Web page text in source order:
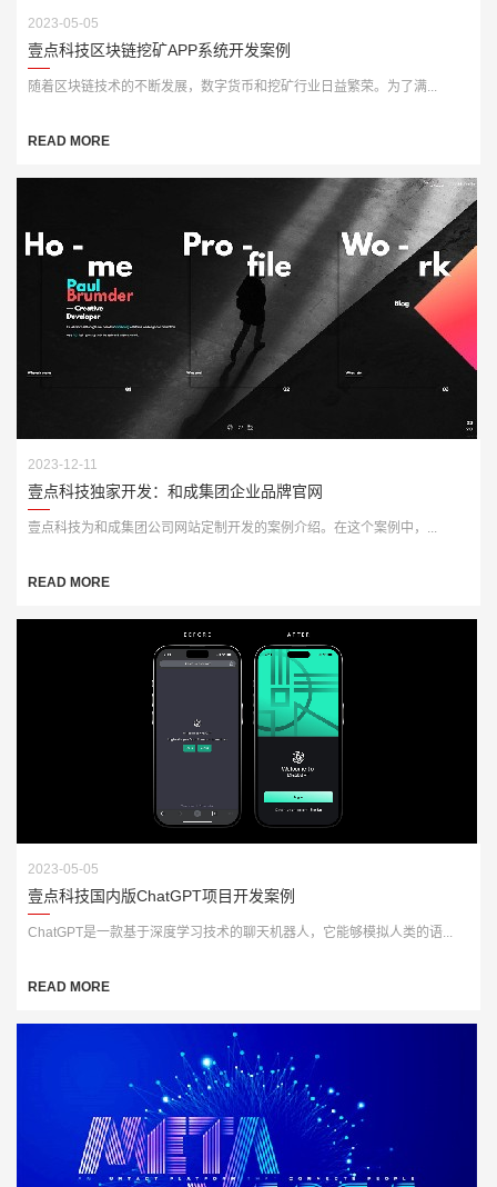
2023-05-05
壹点科技区块链挖矿APP系统开发案例
随着区块链技术的不断发展，数字货币和挖矿行业日益繁荣。为了满...
READ MORE
2023-12-11
壹点科技独家开发：和成集团企业品牌官网
壹点科技为和成集团公司网站定制开发的案例介绍。在这个案例中，...
READ MORE
2023-05-05
壹点科技国内版ChatGPT项目开发案例
ChatGPT是一款基于深度学习技术的聊天机器人，它能够模拟人类的语...
READ MORE